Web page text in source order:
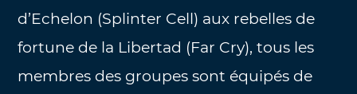
d’Echelon (Splinter Cell) aux rebelles de
fortune de la Libertad (Far Cry), tous les
membres des groupes sont équipés de